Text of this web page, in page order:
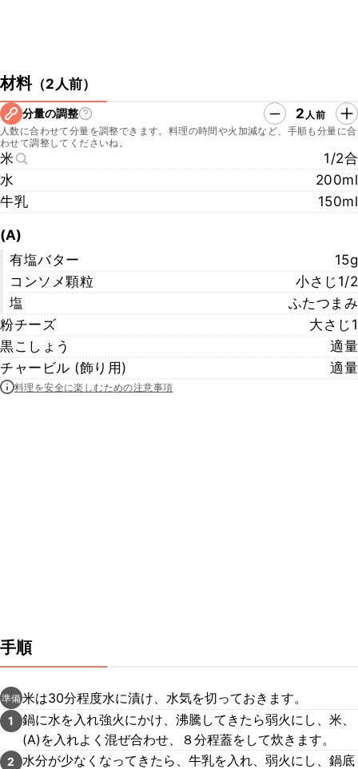
材料（2人前）
分量の調整 2 人前
人数に合わせて分量を調整できます。料理の時間や火加減など、手順も分量に合
わせて調整してくださいね。
米
1/2合
水
200ml
牛乳
150ml
(A)
有塩バター
15g
コンソメ顆粒
小さじ1/2
塩
ふたつまみ
粉チーズ
大さじ1
黒こしょう
適量
チャービル (飾り用)
適量
料理を安全に楽しむための注意事項
手順
準備米は30分程度水に漬け、水気を切っておきます。
1
鍋に水を入れ強火にかけ、沸騰してきたら弱火にし、米、
(A)を入れよく混ぜ合わせ、８分程蓋をして炊きます。
2
水分が少なくなってきたら、牛乳を入れ、弱火にし、鍋底